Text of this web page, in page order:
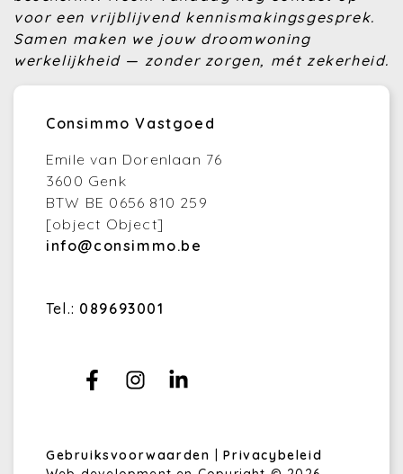
voor een vrijblijvend kennismakingsgesprek.
Samen maken we jouw droomwoning
werkelijkheid — zonder zorgen, mét zekerheid.
Consimmo Vastgoed
Emile van Dorenlaan 76
3600 Genk
BTW BE 0656 810 259
[object Object]
info@consimmo.be
Tel.: 089693001
Gebruiksvoorwaarden |Privacybeleid